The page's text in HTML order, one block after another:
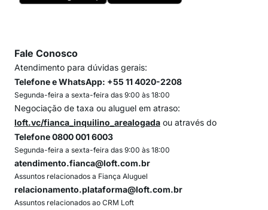
Fale Conosco
Atendimento para dúvidas gerais:
Telefone e WhatsApp: +55 11 4020-2208
Segunda-feira a sexta-feira das 9:00 às 18:00
Negociação de taxa ou aluguel em atraso:
loft.vc/fianca_inquilino_arealogada ou através do
Telefone 0800 001 6003
Segunda-feira a sexta-feira das 9:00 às 18:00
atendimento.fianca@loft.com.br
Assuntos relacionados a Fiança Aluguel
relacionamento.plataforma@loft.com.br
Assuntos relacionados ao CRM Loft